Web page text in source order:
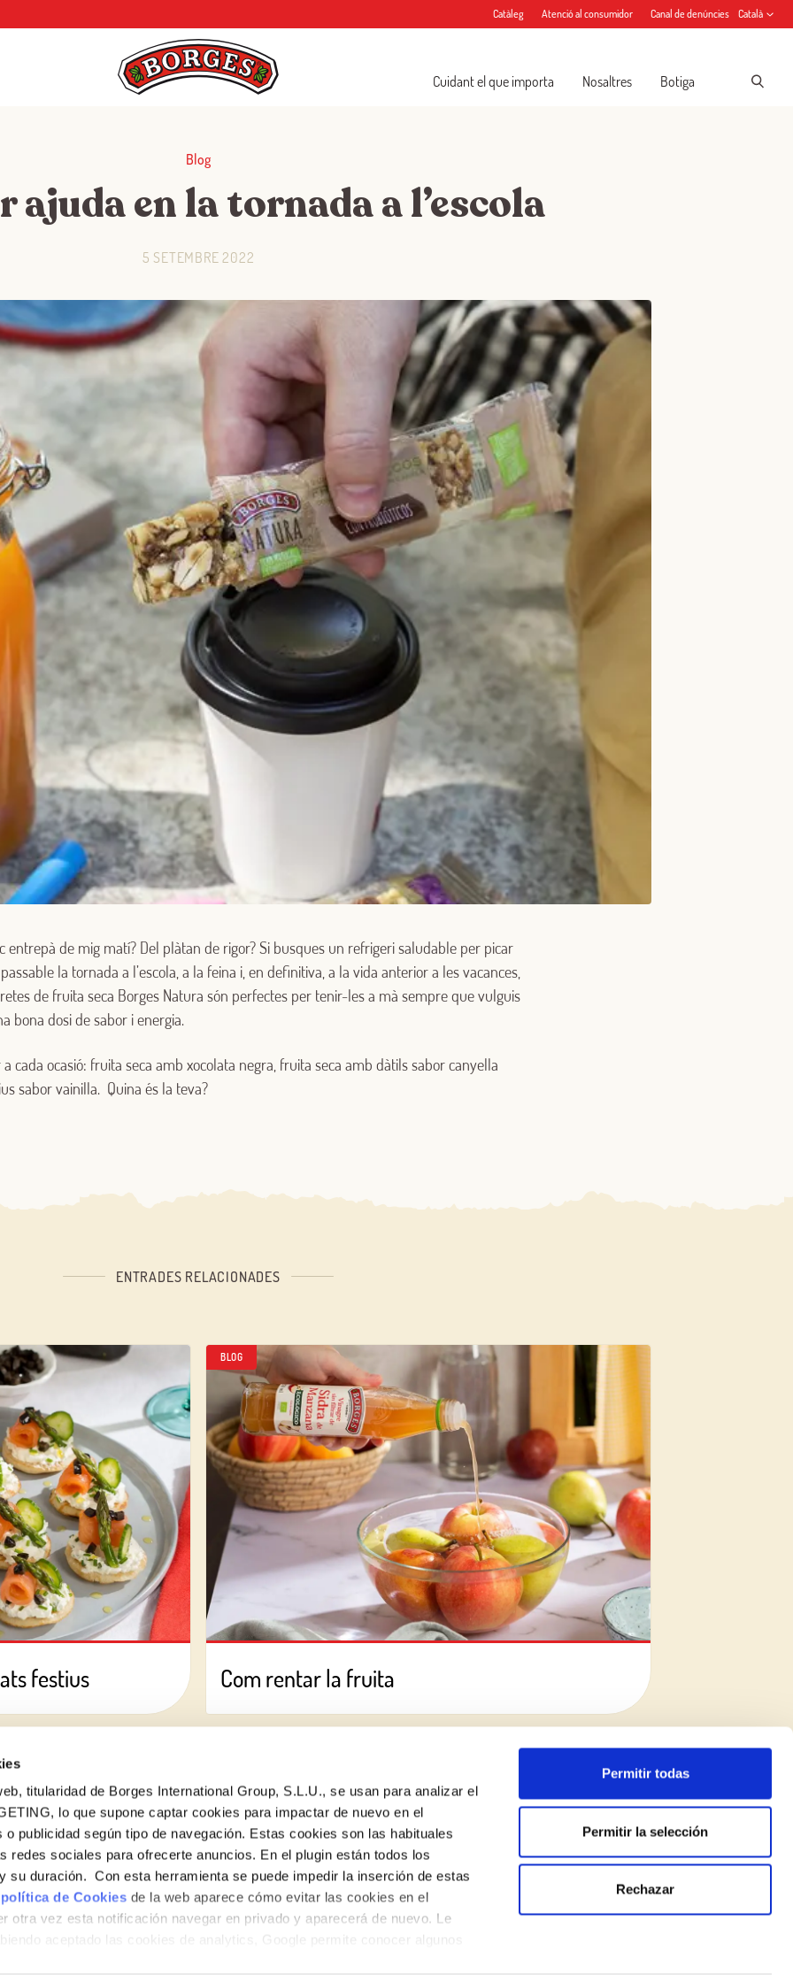
titularidad de Borges International Group, S.L.U., se usan para analizar el
lo que supone captar cookies para impactar de nuevo en el
publicidad según tipo de navegación. Estas cookies son las habituales
redes sociales para ofrecerte anuncios. En el plugin están todos los
su duración. Con esta herramienta se puede impedir la inserción de estas
de Cookies de la web aparece cómo evitar las cookies en el
otra vez esta notificación navegar en privado y aparecerá de nuevo. Le
aceptado las cookies de analytics, Google permite conocer algunos
Permitir todas
Permitir la selección
Rechazar
Catàleg Atenció al consumidor Canal de denúncies Català
Cuidant el que importa Nosaltres Botiga
Blog
en la tornada a l’escola
5 SETEMBRE 2022
entrepà de mig matí? Del plàtan de rigor? Si busques un refrigeri saludable per picar
la tornada a l’escola, a la feina i, en definitiva, a la vida anterior a les vacances,
de fruita seca Borges Natura són perfectes per tenir-les a mà sempre que vulguis
bona dosi de sabor i energia.
cada ocasió: fruita seca amb xocolata negra, fruita seca amb dàtils sabor canyella
sabor vainilla. Quina és la teva?
ENTRADES RELACIONADES
festius
BLOG
Com rentar la fruita
Vols conèixer totes les nostres novetats?
Subscriu-te a la newsletter de Borges
Newsletter
Política de privadesa
Avís legal
Inicia sessió amb Facebook
O AMB LA TEVA ADREÇA DE CORREU ELECTRÒNIC
Correu electrònic
Encara no estàs inscrit al Club Borges?